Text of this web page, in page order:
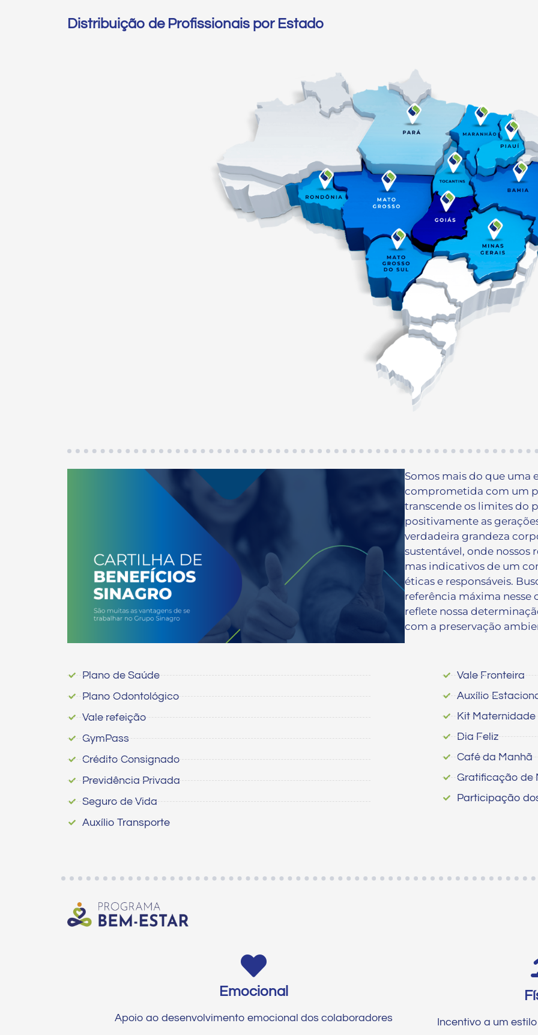
Distribuição de Profissionais por Estado
Somos mais do que uma
comprometida com um
transcende os limites do
positivamente as
verdadeira grandeza
sustentável, onde nossos
mas indicativos de um
éticas e responsáveis.
referência máxima nesse
reflete nossa
com a preservação
Plano de Saúde
Plano Odontológico
Vale refeição
GymPass
Crédito Consignado
Previdência Privada
Seguro de Vida
Auxílio Transporte
Vale Fronteira
Auxílio
Kit Maternidade
Dia Feliz
Café da Manhã
Gratificação de
Participação
Emocional
Apoio ao desenvolvimento emocional dos colaboradores Incentivo a um